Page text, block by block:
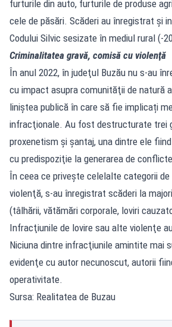
furturile din auto, furturile de produse
cele de păsări. Scăderi au înregistrat şi
Codului Silvic sesizate în mediul rural (-
Criminalitatea gravă, comisă cu violenţă
În anul 2022, în judeţul Buzău nu s-au
cu impact asupra comunităţii de natură
liniştea publică în care să fie implicați
infracţionale. Au fost destructurate trei
proxenetism şi şantaj, una dintre ele
cu predispoziţie la generarea de
În ceea ce priveşte celelalte categorii
violenţă, s-au înregistrat scăderi la
(tâlhării, vătămări corporale, loviri
Infracţiunile de lovire sau alte violenţe
Niciuna dintre infracţiunile amintite mai
evidenţe cu autor necunoscut, autorii
operativitate.
Sursa: Realitatea de Buzau